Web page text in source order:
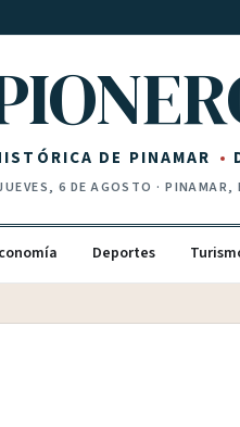
DE PINAMAR
6 DE AGOSTO · PINAMAR,
Deportes